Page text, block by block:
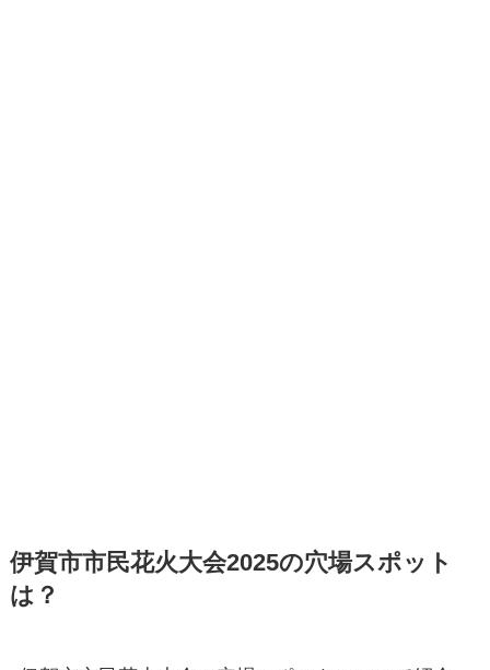
伊賀市市民花火大会2025の穴場スポット
は？